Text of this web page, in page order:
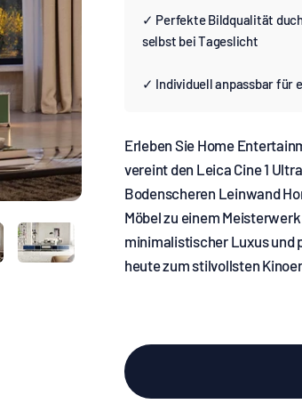
✓ Perfekte Bildqualität
selbst bei Tageslicht
✓ Individuell anpassbar für
Erleben Sie Home
vereint den Leica Cine 1
Bodenscheren Leinwand
Möbel zu einem
minimalistischer Luxus und
heute zum stilvollsten